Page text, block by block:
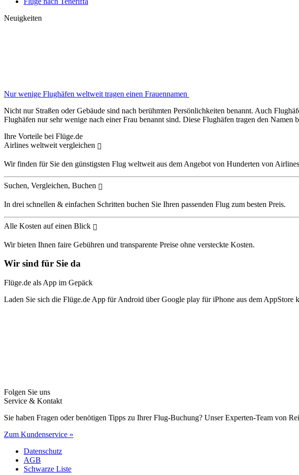
Neuigkeiten
Nur wenige Flughäfen weltweit tragen einen Frauennamen
Nicht nur Straßen oder Gebäude sind nach berühmten Persönlichkeiten benannt. Auch
Flughäfen nur sehr wenige nach einer Frau benannt sind. Diese Flughäfen tragen den Namen
Ihre Vorteile bei Flüge.de
Airlines weltweit vergleichen
Wir finden für Sie den günstigsten Flug weltweit aus dem Angebot von Hunderten von
Suchen, Vergleichen, Buchen
In drei schnellen & einfachen Schritten buchen Sie Ihren passenden Flug zum besten Preis.
Alle Kosten auf einen Blick
Wir bieten Ihnen faire Gebühren und transparente Preise ohne versteckte Kosten.
Wir sind für Sie da
Flüge.de als App im Gepäck
Laden Sie sich die Flüge.de App für Android über Google play für iPhone aus dem
Folgen Sie uns
Service & Kontakt
Sie haben Fragen oder benötigen Tipps zu Ihrer Flug-Buchung? Unser Experten-Team von
Zum Kundenservice »
Datenschutz
AGB
Schwarze Liste